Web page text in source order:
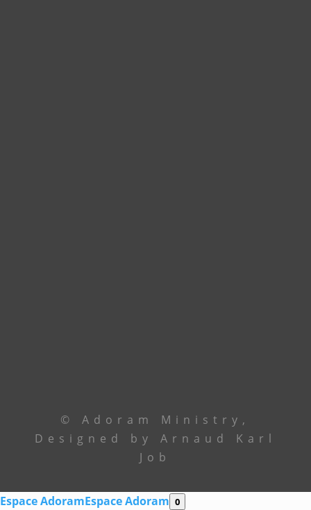
© Adoram Ministry,
Designed by Arnaud Karl
Job
Espace AdoramEspace Adoram 0